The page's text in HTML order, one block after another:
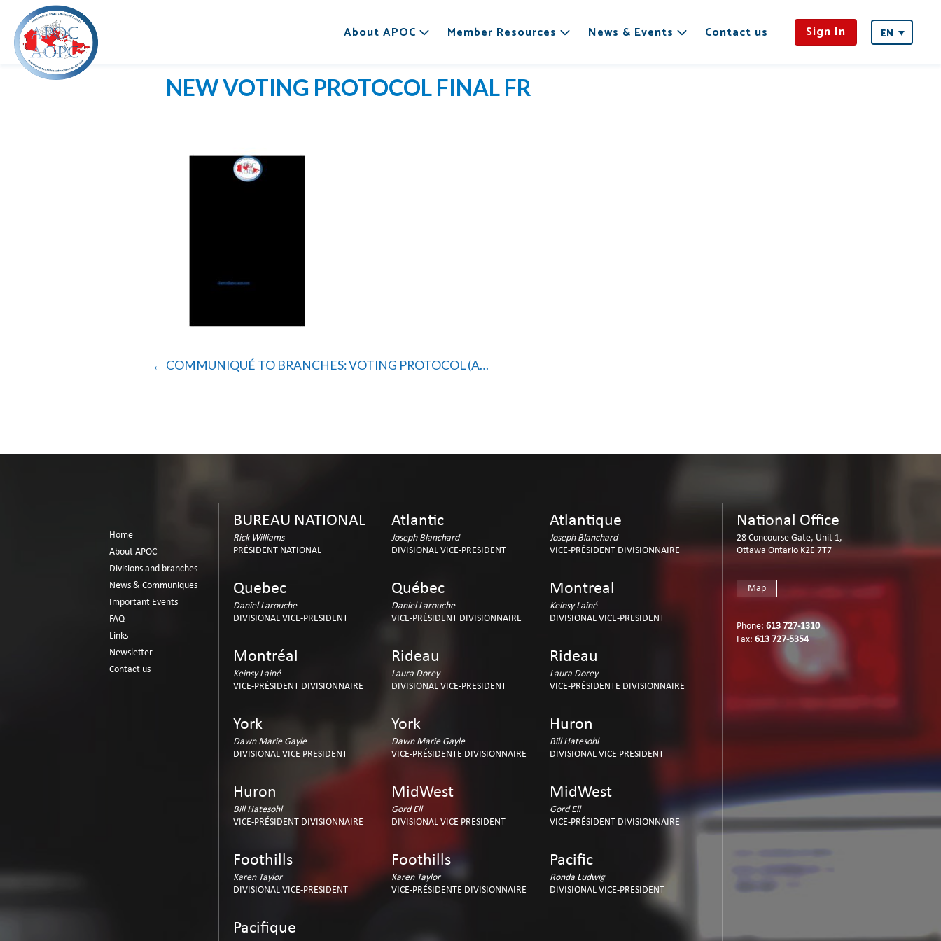
About APOC Member Resources News & Events Contact us Sign In EN
NEW VOTING PROTOCOL FINAL FR
COMMUNIQUÉ TO BRANCHES: VOTING PROTOCOL (AMENDED DATE)
National Office
28 Concourse Gate, Unit 1,
Ottawa Ontario K2E 7T7
Map
Phone: 613 727-1310
Fax: 613 727-5354
Home
About APOC
Divisions and branches
News & Communiques
Important Events
FAQ
Links
Newsletter
Contact us
BUREAU NATIONAL
Rick Williams
PRÉSIDENT NATIONAL
Atlantic
Joseph Blanchard
DIVISIONAL VICE-PRESIDENT
Atlantique
Joseph Blanchard
VICE-PRÉSIDENT DIVISIONNAIRE
Quebec
Daniel Larouche
DIVISIONAL VICE-PRESIDENT
Québec
Daniel Larouche
VICE-PRÉSIDENT DIVISIONNAIRE
Montreal
Keinsy Lainé
DIVISIONAL VICE-PRESIDENT
Montréal
Keinsy Lainé
VICE-PRÉSIDENT DIVISIONNAIRE
Rideau
Laura Dorey
DIVISIONAL VICE-PRESIDENT
Rideau
Laura Dorey
VICE-PRÉSIDENTE DIVISIONNAIRE
York
Dawn Marie Gayle
DIVISIONAL VICE PRESIDENT
York
Dawn Marie Gayle
VICE-PRÉSIDENTE DIVISIONNAIRE
Huron
Bill Hatesohl
DIVISIONAL VICE PRESIDENT
Huron
Bill Hatesohl
VICE-PRÉSIDENT DIVISIONNAIRE
MidWest
Gord Ell
DIVISIONAL VICE PRESIDENT
MidWest
Gord Ell
VICE-PRÉSIDENT DIVISIONNAIRE
Foothills
Karen Taylor
DIVISIONAL VICE-PRESIDENT
Foothills
Karen Taylor
VICE-PRÉSIDENTE DIVISIONNAIRE
Pacific
Ronda Ludwig
DIVISIONAL VICE-PRESIDENT
Pacifique